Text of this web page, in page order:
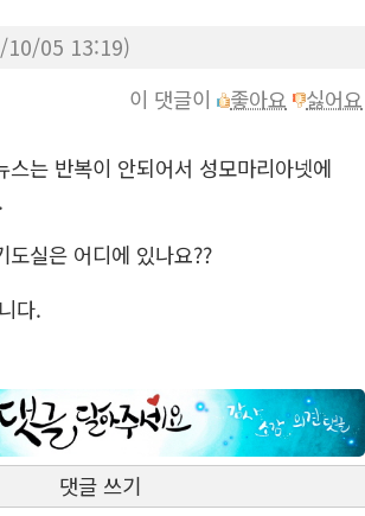
10/05 13:19)
이 댓글이
좋아요 싫어요
스는 반복이 안되어서 성모마리아넷에
실은 어디에 있나요??
다.
댓글 쓰기